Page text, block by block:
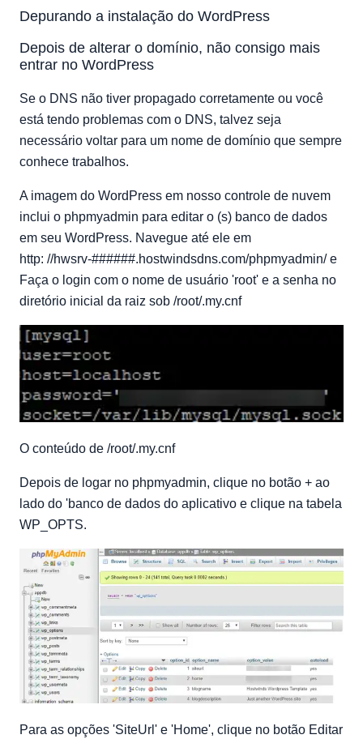
Depurando a instalação do WordPress
Depois de alterar o domínio, não consigo mais
entrar no WordPress
Se o DNS não tiver propagado corretamente ou você
está tendo problemas com o DNS, talvez seja
necessário voltar para um nome de domínio que sempre
conhece trabalhos.
A imagem do WordPress em nosso controle de nuvem
inclui o phpmyadmin para editar o (s) banco de dados
em seu WordPress. Navegue até ele em
http: //hwsrv-######.hostwindsdns.com/phpmyadmin/ e
Faça o login com o nome de usuário 'root' e a senha no
diretório inicial da raiz sob /root/.my.cnf
O conteúdo de /root/.my.cnf
Depois de logar no phpmyadmin, clique no botão + ao
lado do 'banco de dados do aplicativo e clique na tabela
WP_OPTS.
Para as opções 'SiteUrl' e 'Home', clique no botão Editar